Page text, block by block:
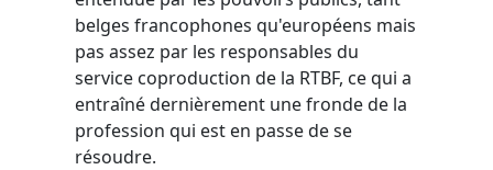
belges francophones qu'européens mais
pas assez par les responsables du
service coproduction de la RTBF, ce qui a
entraîné dernièrement une fronde de la
profession qui est en passe de se
résoudre.